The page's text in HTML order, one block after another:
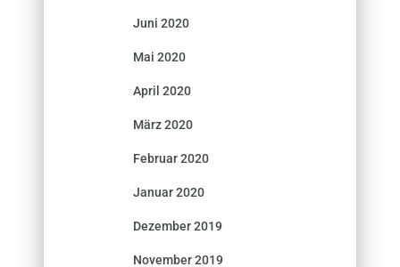
Juni 2020
Mai 2020
April 2020
März 2020
Februar 2020
Januar 2020
Dezember 2019
November 2019